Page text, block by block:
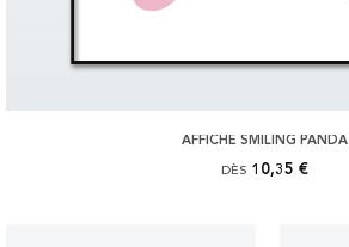
AFFICHE SMILING PANDA
DÈS 10,35 €